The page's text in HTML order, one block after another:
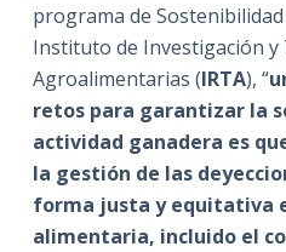
programa de
Instituto de Investigación y
Agroalimentarias (IRTA), “
retos para garantizar la
actividad ganadera es
la gestión de las
forma justa y equitativa
alimentaria, incluido el